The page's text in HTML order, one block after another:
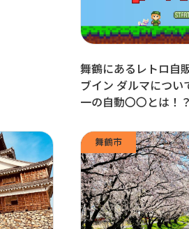
舞鶴にあるレトロ自
ブイン ダルマにつ
一の自動〇〇とは！？
舞鶴市